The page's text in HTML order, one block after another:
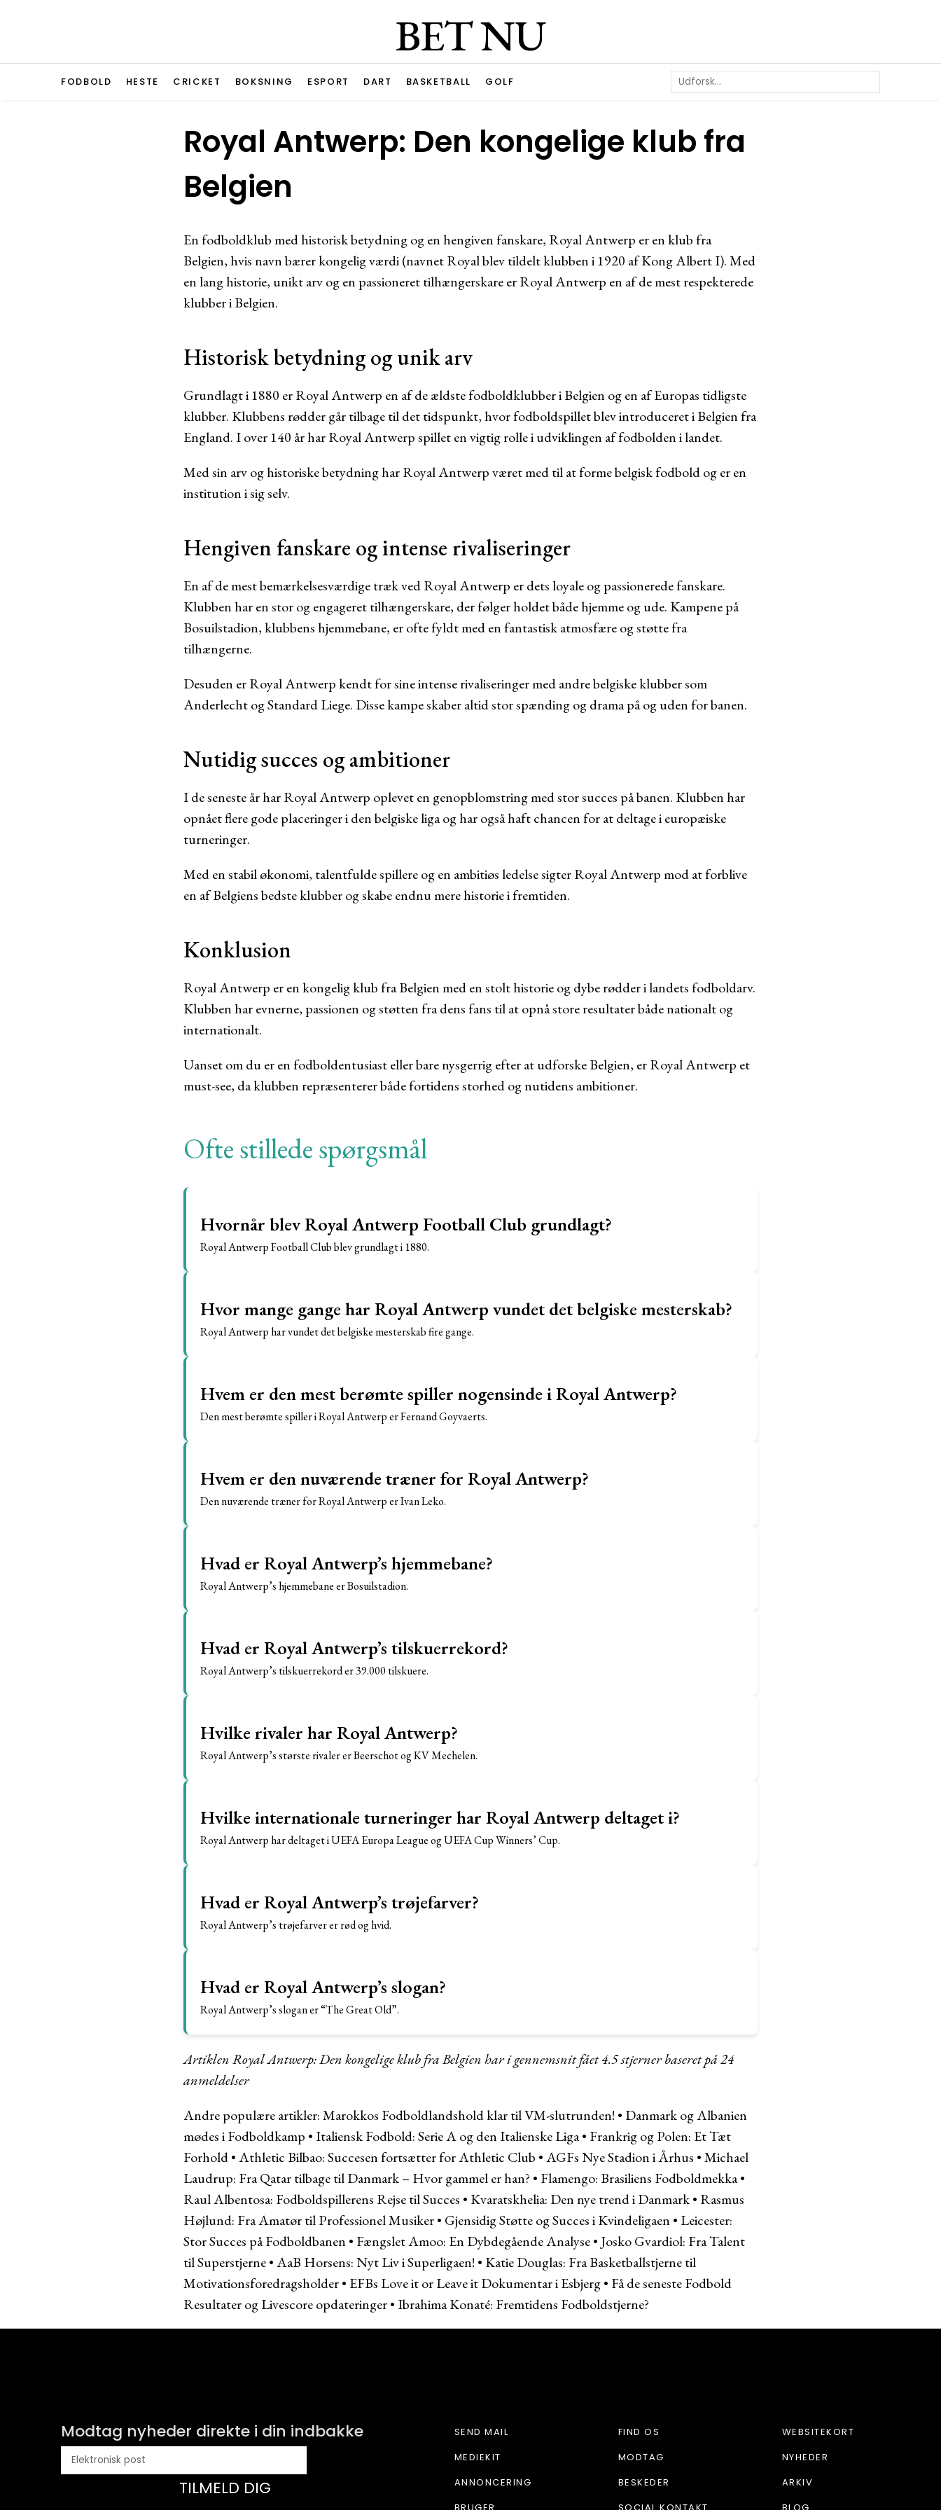
BET NU
FODBOLD HESTE CRICKET BOKSNING ESPORT DART BASKETBALL GOLF
Royal Antwerp: Den kongelige klub fra
Belgien
En fodboldklub med historisk betydning og en hengiven fanskare, Royal Antwerp er en klub fra
Belgien, hvis navn bærer kongelig værdi (navnet Royal blev tildelt klubben i 1920 af Kong Albert I). Med
en lang historie, unikt arv og en passioneret tilhængerskare er Royal Antwerp en af de mest respekterede
klubber i Belgien.
Historisk betydning og unik arv
Grundlagt i 1880 er Royal Antwerp en af de ældste fodboldklubber i Belgien og en af Europas tidligste
klubber. Klubbens rødder går tilbage til det tidspunkt, hvor fodboldspillet blev introduceret i Belgien fra
England. I over 140 år har Royal Antwerp spillet en vigtig rolle i udviklingen af fodbolden i landet.
Med sin arv og historiske betydning har Royal Antwerp været med til at forme belgisk fodbold og er en
institution i sig selv.
Hengiven fanskare og intense rivaliseringer
En af de mest bemærkelsesværdige træk ved Royal Antwerp er dets loyale og passionerede fanskare.
Klubben har en stor og engageret tilhængerskare, der følger holdet både hjemme og ude. Kampene på
Bosuilstadion, klubbens hjemmebane, er ofte fyldt med en fantastisk atmosfære og støtte fra
tilhængerne.
Desuden er Royal Antwerp kendt for sine intense rivaliseringer med andre belgiske klubber som
Anderlecht og Standard Liege. Disse kampe skaber altid stor spænding og drama på og uden for banen.
Nutidig succes og ambitioner
I de seneste år har Royal Antwerp oplevet en genopblomstring med stor succes på banen. Klubben har
opnået flere gode placeringer i den belgiske liga og har også haft chancen for at deltage i europæiske
turneringer.
Med en stabil økonomi, talentfulde spillere og en ambitiøs ledelse sigter Royal Antwerp mod at forblive
en af Belgiens bedste klubber og skabe endnu mere historie i fremtiden.
Konklusion
Royal Antwerp er en kongelig klub fra Belgien med en stolt historie og dybe rødder i landets fodboldarv.
Klubben har evnerne, passionen og støtten fra dens fans til at opnå store resultater både nationalt og
internationalt.
Uanset om du er en fodboldentusiast eller bare nysgerrig efter at udforske Belgien, er Royal Antwerp et
must-see, da klubben repræsenterer både fortidens storhed og nutidens ambitioner.
Ofte stillede spørgsmål
Hvornår blev Royal Antwerp Football Club grundlagt?
Royal Antwerp Football Club blev grundlagt i 1880.
Hvor mange gange har Royal Antwerp vundet det belgiske mesterskab?
Royal Antwerp har vundet det belgiske mesterskab fire gange.
Hvem er den mest berømte spiller nogensinde i Royal Antwerp?
Den mest berømte spiller i Royal Antwerp er Fernand Goyvaerts.
Hvem er den nuværende træner for Royal Antwerp?
Den nuværende træner for Royal Antwerp er Ivan Leko.
Hvad er Royal Antwerp’s hjemmebane?
Royal Antwerp’s hjemmebane er Bosuilstadion.
Hvad er Royal Antwerp’s tilskuerrekord?
Royal Antwerp’s tilskuerrekord er 39.000 tilskuere.
Hvilke rivaler har Royal Antwerp?
Royal Antwerp’s største rivaler er Beerschot og KV Mechelen.
Hvilke internationale turneringer har Royal Antwerp deltaget i?
Royal Antwerp har deltaget i UEFA Europa League og UEFA Cup Winners’ Cup.
Hvad er Royal Antwerp’s trøjefarver?
Royal Antwerp’s trøjefarver er rød og hvid.
Hvad er Royal Antwerp’s slogan?
Royal Antwerp’s slogan er “The Great Old”.
Artiklen Royal Antwerp: Den kongelige klub fra Belgien har i gennemsnit fået4.5stjerner baseret på24
anmeldelser
Andre populære artikler:Marokkos Fodboldlandshold klar til VM-slutrunden! • Danmark og Albanien
mødes i Fodboldkamp • Italiensk Fodbold: Serie A og den Italienske Liga• Frankrig og Polen: Et Tæt
Forhold•Athletic Bilbao: Succesen fortsætter for Athletic Club •AGFs Nye Stadion i Århus •Michael
Laudrup: Fra Qatar tilbage til Danmark – Hvor gammel er han? • Flamengo: Brasiliens Fodboldmekka•
Raul Albentosa: Fodboldspillerens Rejse til Succes • Kvaratskhelia: Den nye trend i Danmark• Rasmus
Højlund: Fra Amatør til Professionel Musiker• Gjensidig Støtte og Succes i Kvindeligaen • Leicester:
Stor Succes på Fodboldbanen • Fængslet Amoo: En Dybdegående Analyse• Josko Gvardiol: Fra Talent
til Superstjerne•AaB Horsens: Nyt Liv i Superligaen! • Katie Douglas: Fra Basketballstjerne til
Motivationsforedragsholder• EFBs Love it or Leave it Dokumentar i Esbjerg• Få de seneste Fodbold
Resultater og Livescore opdateringer• Ibrahima Konaté: Fremtidens Fodboldstjerne?
Modtag nyheder direkte i din indbakke
TILMELD DIG
SEND MAIL
MEDIEKIT
ANNONCERING
FIND OS
MODTAG
BESKEDER
WEBSITEKORT
NYHEDER
ARKIV